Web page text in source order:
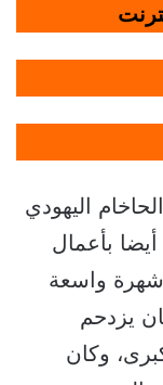
اليهودي
بأعمال
واسعة
يزدحم
وكان